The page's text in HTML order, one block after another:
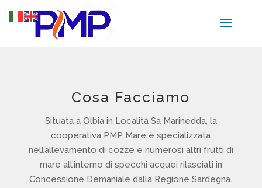
Cosa Facciamo
Situata a Olbia in Località Sa Marinedda, la
cooperativa PMP Mare è specializzata
nell’allevamento di cozze e numerosi altri frutti di
mare all’interno di specchi acquei rilasciati in
Concessione Demaniale dalla Regione Sardegna.